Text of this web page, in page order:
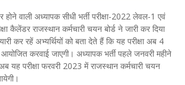
वाली अध्यापक सीधी भर्ती परीक्षा-2022 लेवल-1 एवं
कैलेंडर राजस्थान कर्मचारी चयन बोर्ड ने जारी कर दिया
कर रहें अभ्यर्थियों को बता देते हैं कि यह परीक्षा अब 4
करवाई जाएगी। अध्यापक भर्ती पहले जनवरी महीने
यह परीक्षा फरवरी 2023 में राजस्थान कर्मचारी चयन